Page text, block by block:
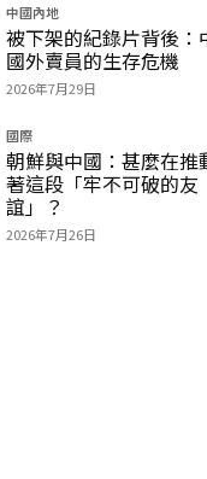
中國內地
被下架的紀錄片背後：
國外賣員的生存危機
2026年7月29日
國際
朝鮮與中國：甚麼在推
著這段「牢不可破的友
誼」？
2026年7月26日